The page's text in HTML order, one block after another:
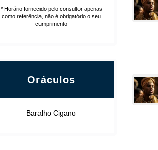
* Horário fornecido pelo consultor apenas
como referência, não é obrigatório o seu
cumprimento
Oráculos
Baralho Cigano